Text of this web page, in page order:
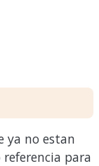
ya no estan
para